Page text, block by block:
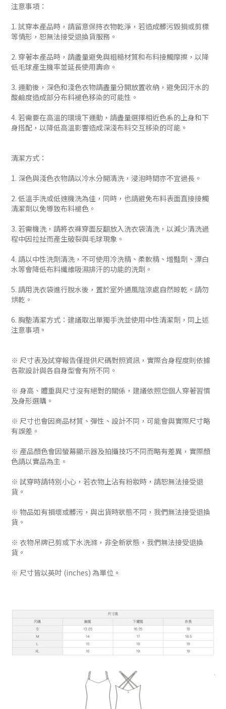
注意事項：
1. 試穿本產品時，請留意保持衣物乾淨，若造成髒污毀損或剪標
等情形，恕無法接受退換貨服務。
2. 穿著本產品時，請盡量避免與粗糙材質和布料接觸摩擦，以降
低毛球產生機率並延長使用壽命。
3. 運動後，深色和淺色衣物請盡量分開放置收納，避免因汗水的
酸鹼度造成部分布料褪色移染的可能性。
4. 若需要在高溫的環境下運動，請盡量選擇相近色系的上身和下
身搭配，以降低高溫影響造成深淺布料交互移染的可能。
清潔方式：
1. 深色與淺色衣物請以冷水分開清洗，浸泡時間亦不宜過長。
2. 低溫手洗或低速機洗為佳，同時，也請避免布料表面直接接觸
清潔劑以免導致布料褪色。
3. 若需機洗，請將衣褲穿面反翻放入洗衣袋清洗，以減少清洗過
程中因拉扯而產生破裂與毛球現象。
4. 請以中性洗劑清洗，不可使用冷洗精、柔軟精、增豔劑、漂白
水等會降低布料纖維吸濕排汗的功能的洗劑。
5. 請用洗衣袋進行脫水後，置於室外通風陰涼處自然晾乾。請勿
烘乾。
6. 胸墊清潔方式：建議取出單獨手洗並使用中性清潔劑，同上述
注意事項。
※ 尺寸表及試穿報告僅提供尺碼對照資訊，實際合身程度則依據
各款設計與各自身型會有所不同。
※ 身高、體重與尺寸沒有絕對的關係，建議依照您個人穿著習慣
及身形選購。
※ 尺寸也會因商品材質、彈性、設計不同，可能會與實際尺寸略
有誤差。
※ 產品顏色會因螢幕顯示器及拍攝技巧不同而略有差異，實際顏
色請以實品為主。
※ 試穿時請特別小心，若衣物上沾有粉妝時，請恕無法接受退
貨。
※ 物品如有損壞或髒污，與出貨時狀態不同，我們無法接受退換
貨。
※ 衣物吊牌已剪或下水洗滌，非全新狀態，我們無法接受退換
貨。
※ 尺寸皆以英吋 (inches) 為單位。